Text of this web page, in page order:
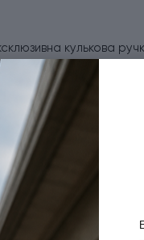
кулькова
гравіювання із
подарунком до
матове чорне
дизайн роблять
гравіювання
завдовжки близько 128